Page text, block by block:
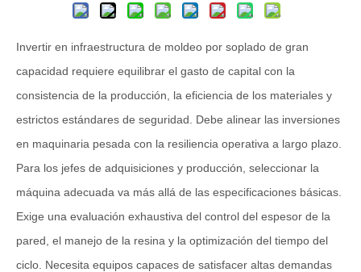
Invertir en infraestructura de moldeo por soplado de gran
capacidad requiere equilibrar el gasto de capital con la
consistencia de la producción, la eficiencia de los materiales y
estrictos estándares de seguridad. Debe alinear las inversiones
en maquinaria pesada con la resiliencia operativa a largo plazo.
Para los jefes de adquisiciones y producción, seleccionar la
máquina adecuada va más allá de las especificaciones básicas.
Exige una evaluación exhaustiva del control del espesor de la
pared, el manejo de la resina y la optimización del tiempo del
ciclo. Necesita equipos capaces de satisfacer altas demandas